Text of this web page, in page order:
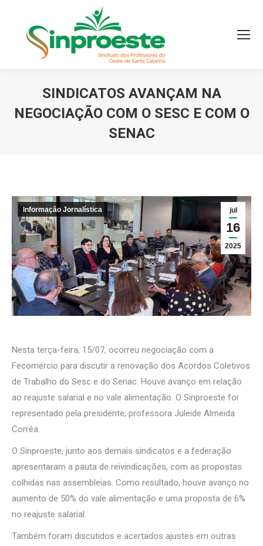
SINDICATOS AVANÇAM NA
NEGOCIAÇÃO COM O SESC E COM O
SENAC
jul
16
2025
Informação Jornalística
Nesta terça-feira, 15/07, ocorreu negociação com a
Fecomércio para discutir a renovação dos Acordos Coletivos
de Trabalho do Sesc e do Senac. Houve avanço em relação
ao reajuste salarial e no vale alimentação. O Sinproeste foi
representado pela presidente, professora Juleide Almeida
Corrêa.
O Sinproeste, junto aos demais sindicatos e a federação
apresentaram a pauta de reivindicações, com as propostas
colhidas nas assembleias. Como resultado, houve avanço no
aumento de 50% do vale alimentação e uma proposta de 6%
no reajuste salarial.
Também foram discutidos e acertados ajustes em outras